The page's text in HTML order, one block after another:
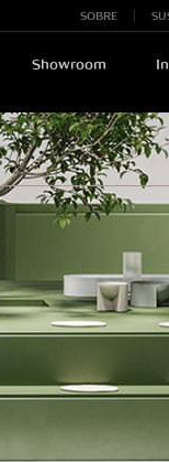
SOBRE
Showroom